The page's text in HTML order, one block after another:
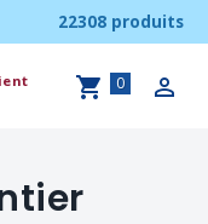
22308 produits
0